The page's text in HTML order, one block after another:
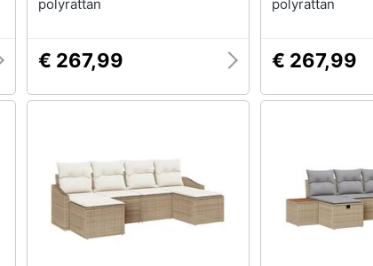
polyrattan
€ 267,99
polyrattan
€ 267,99